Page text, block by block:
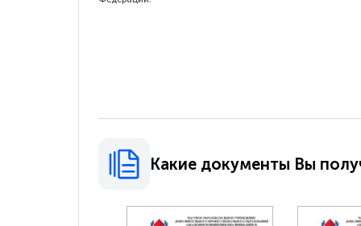
Какие документы Вы